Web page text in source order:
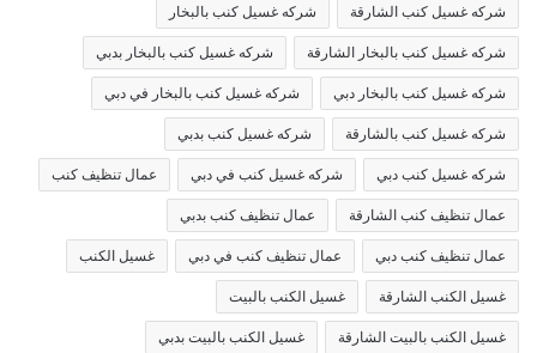
شركه غسيل كنب الشارقة شركه غسيل كنب بالبخار
شركه غسيل كنب بالبخار الشارقة شركه غسيل كنب بالبخار بدبي
شركه غسيل كنب بالبخار دبي شركه غسيل كنب بالبخار في دبي
شركه غسيل كنب بالشارقة شركه غسيل كنب بدبي
شركه غسيل كنب دبي شركه غسيل كنب في دبي عمال تنظيف كنب
عمال تنظيف كنب الشارقة عمال تنظيف كنب بدبي
عمال تنظيف كنب دبي عمال تنظيف كنب في دبي غسيل الكنب
غسيل الكنب الشارقة غسيل الكنب بالبيت
غسيل الكنب بالبيت الشارقة غسيل الكنب بالبيت بدبي